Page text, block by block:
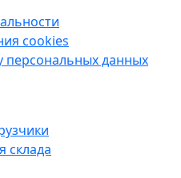
cookies
персональных данных
склада